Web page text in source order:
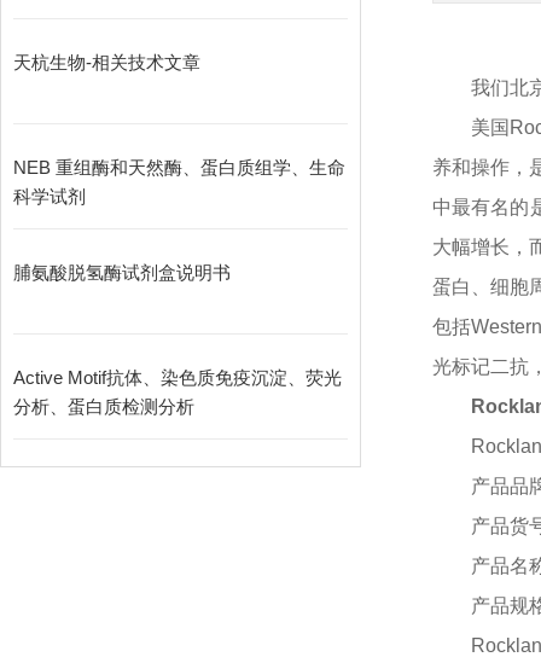
天杭生物-相关技术文章
NEB 重组酶和天然酶、蛋白质组学、生命
科学试剂
脯氨酸脱氢酶试剂盒说明书
Active Motif抗体、染色质免疫沉淀、荧光
分析、蛋白质检测分析
我们北
美国
养和操作，
中最有名的
大幅增长，
蛋白、细胞
包括
光标记二抗
产品品
产品货
产品名
产品规